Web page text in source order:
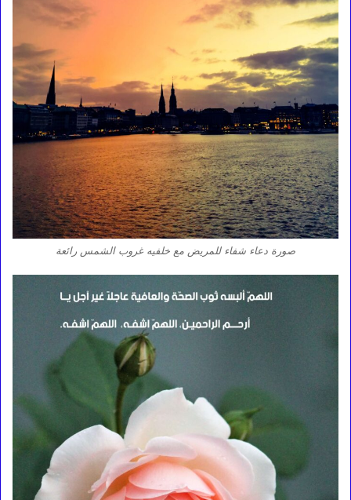
صورة دعاء شفاء للمريض مع خلفيه غروب الشمس رائعة